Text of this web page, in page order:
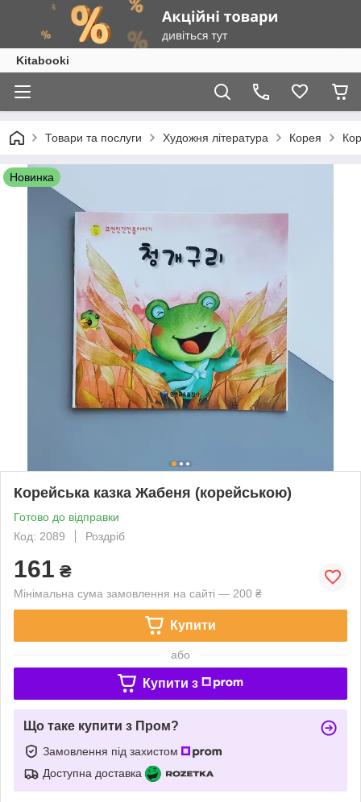
Kitabooki
Товари та послуги Художня література Корея
Новинка
Корейська казка Жабеня (корейською)
Готово до відправки
Код: 2089
Роздріб
161 ₴
Мінімальна сума замовлення на сайті — 200 ₴
Купити
або
Купити з
Що таке купити з Пром?
Замовлення під захистом
Доступна доставка